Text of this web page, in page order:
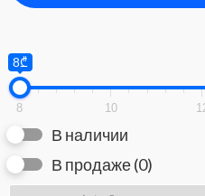
8₾
8 10
В наличии
В продаже(0)